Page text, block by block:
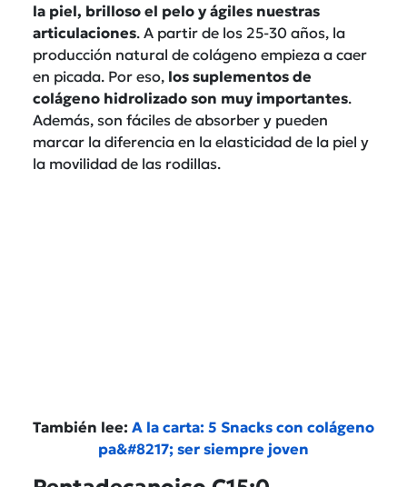
la piel, brilloso el pelo y ágiles nuestras
articulaciones. A partir de los 25-30 años, la
producción natural de colágeno empieza a caer
en picada. Por eso, los suplementos de
colágeno hidrolizado son muy importantes.
Además, son fáciles de absorber y pueden
marcar la diferencia en la elasticidad de la piel y
la movilidad de las rodillas.
También lee: A la carta: 5 Snacks con colágeno
pa&#8217; ser siempre joven